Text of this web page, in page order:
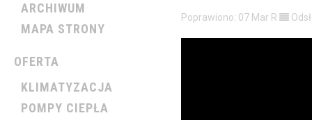
ARCHIWUM
MAPA STRONY
OFERTA
KLIMATYZACJA
POMPY CIEPŁA
Poprawiono: 07 Mar R